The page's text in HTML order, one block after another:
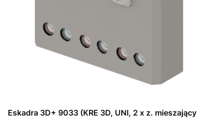
Eskadra 3D+ 9033 (KRE 3D, UNI, 2 x z. mieszający